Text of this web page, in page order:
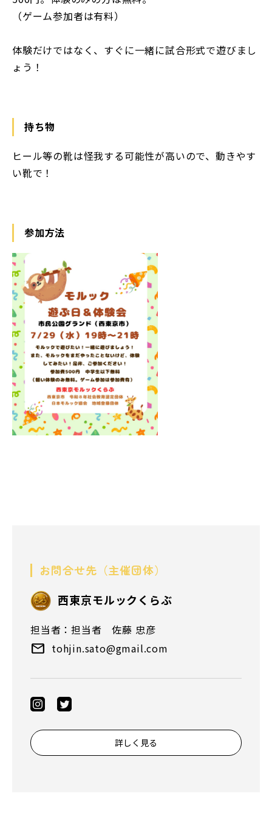
（ゲーム参加者は有料）
体験だけではなく、すぐに一緒に試合形式で遊びまし
ょう！
持ち物
ヒール等の靴は怪我する可能性が高いので、動きやす
い靴で！
参加方法
お問合せ先（主催団体）
⻄東京モルックくらぶ
担当者：担当者 佐藤 忠彦
tohjin.sato@gmail.com
詳しく見る